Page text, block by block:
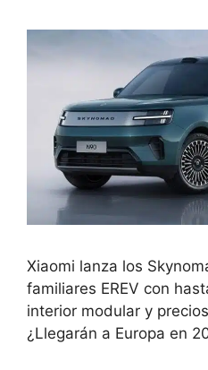
Xiaomi lanza los
familiares EREV con
interior modular y
¿Llegarán a Europa en